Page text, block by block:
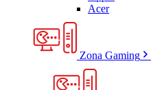
Acer
Zona Gaming